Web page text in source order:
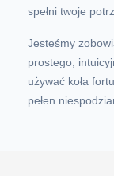
spełni twoje
Jesteśmy
prostego,
używać koła
pełen